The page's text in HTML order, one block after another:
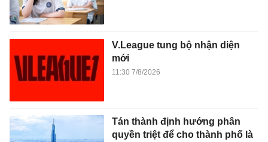
V.League tung bộ nhận diện
mới
11:30 7/8/2026
Tán thành định hướng phân
quyền triệt để cho thành phố là